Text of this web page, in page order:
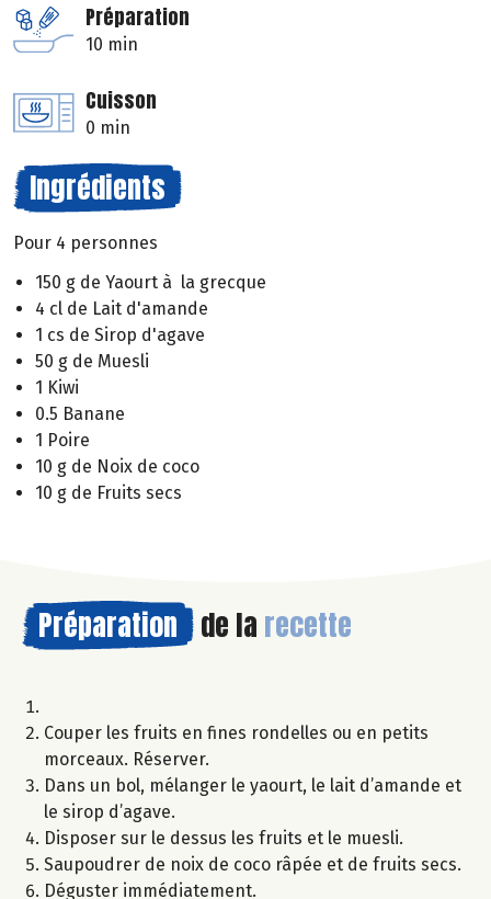
Préparation
10 min
Cuisson
0 min
Ingrédients
Pour 4 personnes
150 g de Yaourt à la grecque
4 cl de Lait d'amande
1 cs de Sirop d'agave
50 g de Muesli
1 Kiwi
0.5 Banane
1 Poire
10 g de Noix de coco
10 g de Fruits secs
Préparation de la recette
Couper les fruits en fines rondelles ou en petits
morceaux. Réserver.
Dans un bol, mélanger le yaourt, le lait d’amande et
le sirop d’agave.
Disposer sur le dessus les fruits et le muesli.
Saupoudrer de noix de coco râpée et de fruits secs.
Déguster immédiatement.